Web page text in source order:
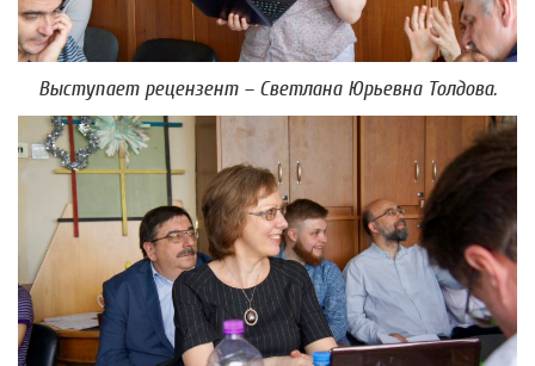
Выступает рецензент – Светлана Юрьевна Толдова.